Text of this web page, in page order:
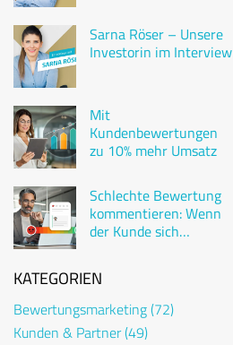
Sarna Röser – Unsere
Investorin im Interview
Mit
Kundenbewertungen
zu 10% mehr Umsatz
Schlechte Bewertung
kommentieren: Wenn
der Kunde sich
KATEGORIEN
Bewertungsmarketing(72)
Kunden & Partner(49)